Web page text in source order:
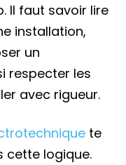
Il faut savoir lire
installation,
un
respecter les
avec rigueur.
te
cette logique.